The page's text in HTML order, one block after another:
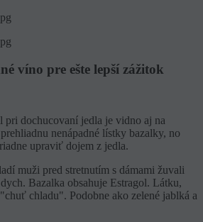
víno pre ešte lepší zážitok
pri dochucovaní jedla je vidno aj na
nenápadné lístky bazalky, no
upraviť dojem z jedla.
muži pred stretnutím s dámami žuvali
Bazalka obsahuje Estragol. Látku,
chladu". Podobne ako zelené jablká a